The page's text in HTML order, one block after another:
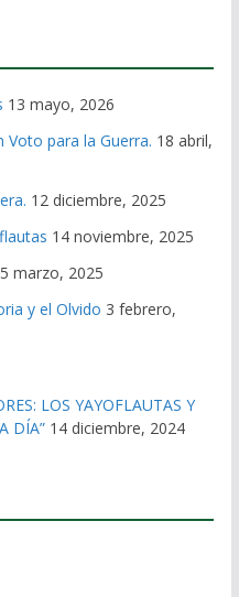
13 mayo, 2026
Voto para la Guerra. 18 abril,
12 diciembre, 2025
14 noviembre, 2025
marzo, 2025
y el Olvido 3 febrero,
LOS YAYOFLAUTAS Y
DÍA” 14 diciembre, 2024